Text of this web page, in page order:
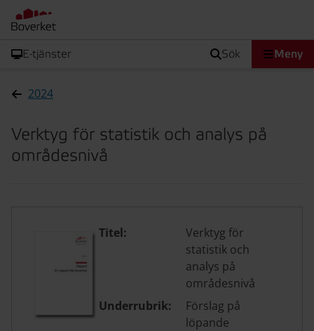
E-tjänster sök Meny
2024
Verktyg för statistik och analys på
områdesnivå
Titel:
Verktyg för
statistik och
analys på
områdesnivå
Underrubrik:
Förslag på
löpande